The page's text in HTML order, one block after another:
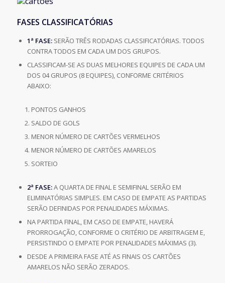
FASES CLASSIFICATÓRIAS
1ª FASE:SERÃO TRÊS RODADAS CLASSIFICATÓRIAS. TODOS
CONTRA TODOS EM CADA UM DOS GRUPOS.
CLASSIFICAM-SE AS DUAS MELHORES EQUIPES DE CADA UM
DOS 04 GRUPOS (8 EQUIPES), CONFORME CRITÉRIOS
ABAIXO:
PONTOS GANHOS
SALDO DE GOLS
MENOR NÚMERO DE CARTÕES VERMELHOS
MENOR NÚMERO DE CARTÕES AMARELOS
SORTEIO
2ª FASE:A QUARTA DE FINAL E SEMIFINAL SERÃO EM
ELIMINATÓRIAS SIMPLES. EM CASO DE EMPATE AS PARTIDAS
SERÃO DEFINIDAS POR PENALIDADES MÁXIMAS.
NA PARTIDA FINAL, EM CASO DE EMPATE, HAVERÁ
PRORROGAÇÃO, CONFORME O CRITÉRIO DE ARBITRAGEM E,
PERSISTINDO O EMPATE POR PENALIDADES MÁXIMAS (3).
DESDE A PRIMEIRA FASE ATÉ AS FINAIS OS CARTÕES
AMARELOS NÃO SERÃO ZERADOS.